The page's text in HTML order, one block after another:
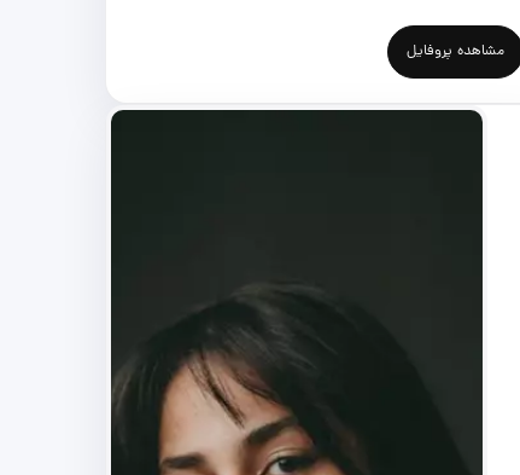
مشاهده پروفایل